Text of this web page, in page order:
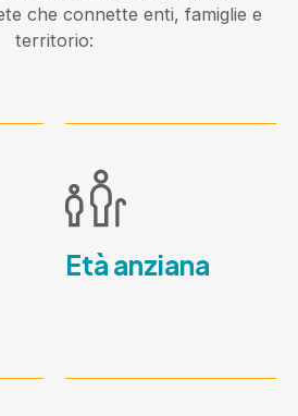
che connette enti, famiglie e
territorio:
Età anziana